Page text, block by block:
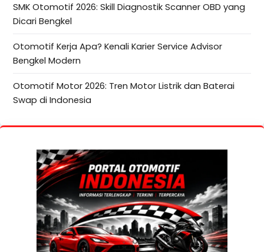
SMK Otomotif 2026: Skill Diagnostik Scanner OBD yang
Dicari Bengkel
Otomotif Kerja Apa? Kenali Karier Service Advisor
Bengkel Modern
Otomotif Motor 2026: Tren Motor Listrik dan Baterai
Swap di Indonesia